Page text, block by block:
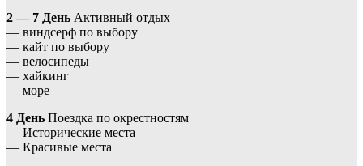
2 — 7 День Активный отдых
— виндсерф по выбору
— кайт по выбору
— велосипеды
— хайкинг
— море
4 День Поездка по окрестностям
— Исторические места
— Красивые места